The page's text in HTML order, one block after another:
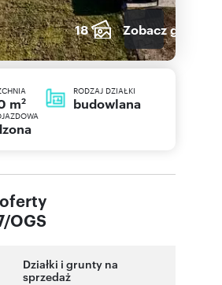
18 Zobacz galerię
m2
RODZAJ DZIAŁKI
budowlana
OGS
Działki i grunty na
sprzedaż